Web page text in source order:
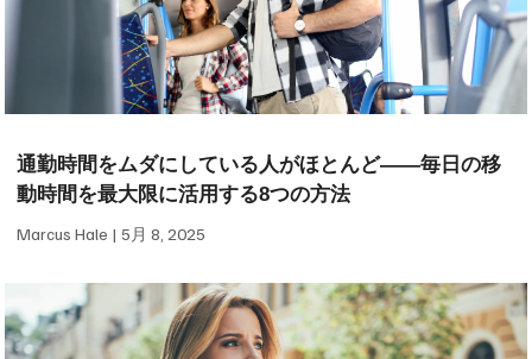
通勤時間をムダにしている人がほとんど——毎日の移
動時間を最大限に活用する8つの方法
Marcus Hale 5月 8, 2025